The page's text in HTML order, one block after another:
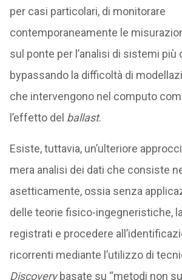
per casi particolari, di monitorare
contemporaneamente le
sul ponte per l’analisi di sistemi più
bypassando la difficoltà di
che intervengono nel computo
l’effetto del ballast.
Esiste, tuttavia, un’ulteriore
mera analisi dei dati che consiste
asetticamente, ossia senza
delle teorie fisico-ingegneristiche,
registrati e procedere
ricorrenti mediante l’utilizzo di
Discoverybasate su “metodi non